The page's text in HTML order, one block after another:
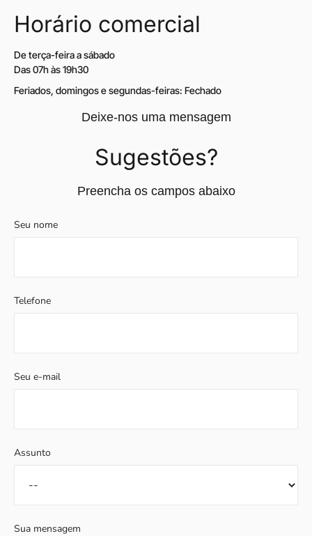
Horário comercial
De terça-feira a sábado
Das 07h às 19h30
Feriados, domingos e segundas-feiras: Fechado
Deixe-nos uma mensagem
Sugestões?
Preencha os campos abaixo
Seu nome
Telefone
Seu e-mail
Assunto
Sua mensagem